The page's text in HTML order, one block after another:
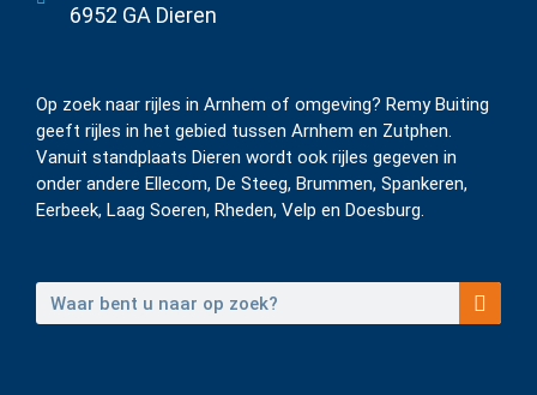
6952 GA Dieren
Op zoek naar rijles in Arnhem of omgeving? Remy Buiting
geeft rijles in het gebied tussen Arnhem en Zutphen.
Vanuit standplaats Dieren wordt ook rijles gegeven in
onder andere Ellecom, De Steeg, Brummen, Spankeren,
Eerbeek, Laag Soeren, Rheden, Velp en Doesburg.